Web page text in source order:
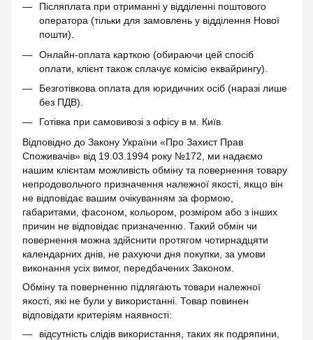
Післяплата при отриманні у відділенні поштового
оператора (тільки для замовлень у відділення Нової
пошти).
Онлайн-оплата карткою (обираючи цей спосіб
оплати, клієнт також сплачує комісію еквайрингу).
Безготівкова оплата для юридичних осіб (наразі лише
без ПДВ).
Готівка при самовивозі з офісу в м. Київ.
Відповідно до Закону України «Про Захист Прав
Споживачів» від 19.03.1994 року №172, ми надаємо
нашим клієнтам можливість обміну та повернення товару
непродовольчого призначення належної якості, якщо він
не відповідає вашим очікуванням за формою,
габаритами, фасоном, кольором, розміром або з інших
причин не відповідає призначенню. Такий обмін чи
повернення можна здійснити протягом чотирнадцяти
календарних днів, не рахуючи дня покупки, за умови
виконання усіх вимог, передбачених Законом.
Обміну та поверненню підлягають товари належної
якості, які не були у використанні. Товар повинен
відповідати критеріям наявності:
відсутність слідів використання, таких як подряпини,